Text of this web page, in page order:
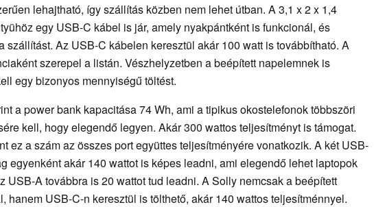
lehajtható, így szállítás közben nem lehet útban. A 3,1 x 2 x 1,4
egy USB-C kábel is jár, amely nyakpántként is funkcionál, és
szállítást. Az USB-C kábelen keresztül akár 100 watt is továbbítható. A
szerepel a listán. Vészhelyzetben a beépített napelemnek is
egy bizonyos mennyiségű töltést.
a power bank kapacitása 74 Wh, ami a tipikus okostelefonok többszöri
kell, hogy elegendő legyen. Akár 300 wattos teljesítményt is támogat.
ez a szám az összes port együttes teljesítményére vonatkozik. A két USB-
egyenként akár 140 wattot is képes leadni, ami elegendő lehet laptopok
USB-A továbbra is 20 wattot tud leadni. A Solly nemcsak a beépített
hanem USB-C-n keresztül is tölthető, akár 140 wattos teljesítménnyel.